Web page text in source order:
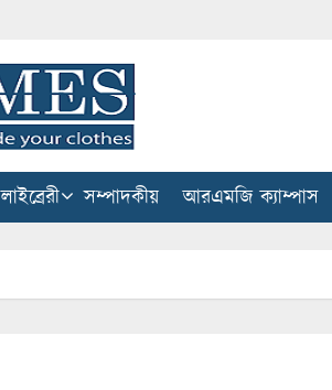
লাইব্রেরী সম্পাদকীয় আরএমজি ক্যাম্পাস